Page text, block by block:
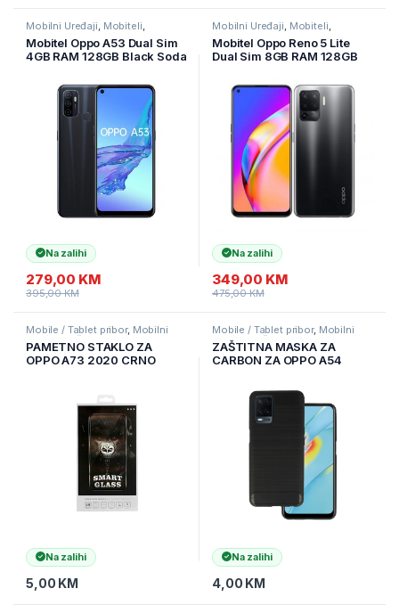
Mobilni Uređaji, Mobiteli,
Mobitel Oppo A53 Dual Sim
4GB RAM 128GB Black Soda
Na zalihi
279,00 KM
395,00KM
Mobilni Uređaji, Mobiteli,
Mobitel Oppo Reno 5 Lite
Dual Sim 8GB RAM 128GB
Na zalihi
349,00 KM
475,00KM
Mobile / Tablet pribor, Mobilni
Zaštitne maske i coveri
PAMETNO STAKLO ZA
OPPO A73 2020 CRNO
Na zalihi
5,00 KM
Mobile / Tablet pribor, Mobilni
Uređaji Zaštitne maske i coveri
ZAŠTITNA MASKA ZA
CARBON ZA OPPO A54
Na zalihi
4,00 KM